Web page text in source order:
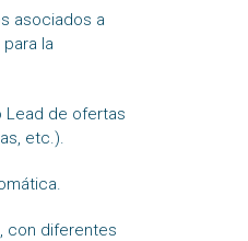
asociados a
la
Lead de ofertas
etc.).
con diferentes